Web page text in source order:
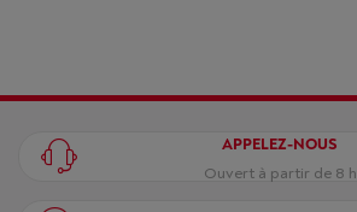
APPELEZ-NOUS
Ouvert à partir de 8 h